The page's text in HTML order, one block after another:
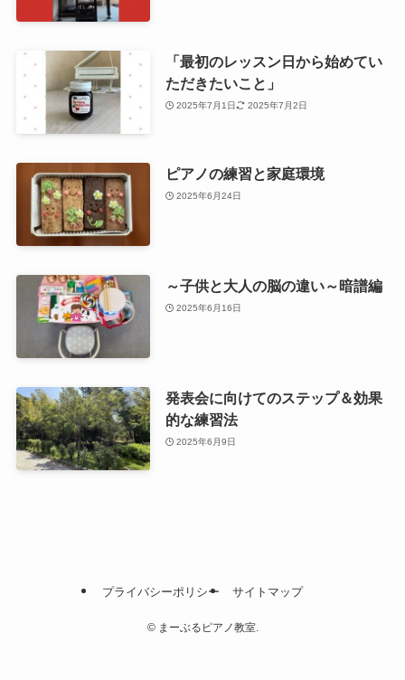
「最初のレッスン日から始めてい
ただきたいこと」
2025年7月1日 2025年7月2日
ピアノの練習と家庭環境
2025年6月24日
～子供と大人の脳の違い～暗譜編
2025年6月16日
発表会に向けてのステップ＆効果
的な練習法
2025年6月9日
プライバシーポリシー サイトマップ
©まーぶるピアノ教室.